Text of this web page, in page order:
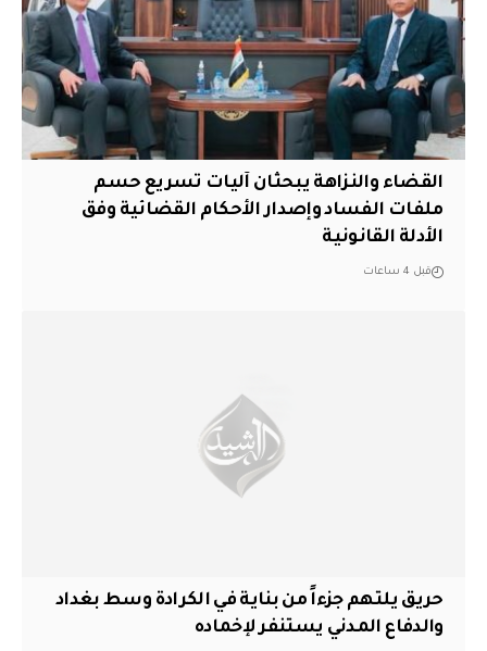
القضاء والنزاهة يبحثان آليات تسريع حسم
ملفات الفساد وإصدار الأحكام القضائية وفق
الأدلة القانونية
قبل 4 ساعات
حريق يلتهم جزءاً من بناية في الكرادة وسط بغداد
والدفاع المدني يستنفر لإخماده